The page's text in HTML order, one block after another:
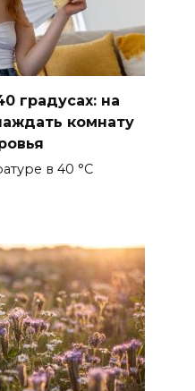
градусах: на
комнату
в 40 °C